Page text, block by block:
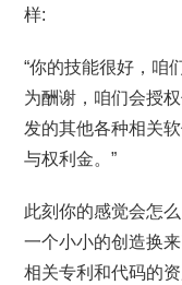
样:
“你的技能很好，咱
为酬谢，咱们会授
发的其他各种相关
与权利金。”
此刻你的感觉会怎
一个小小的创造换
相关专利和代码的